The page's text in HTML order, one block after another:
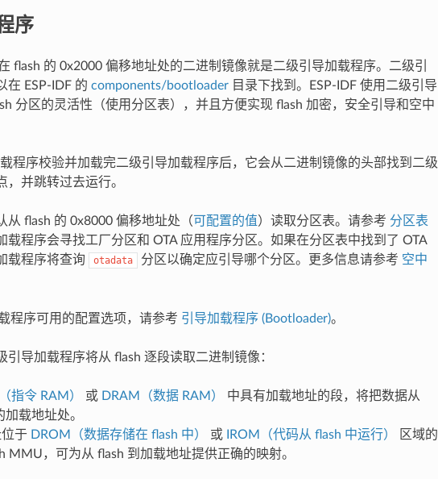
序
flash 的 0x2000 偏移地址处的二进制镜像就是二级引导加载程序。二级引
在 ESP-IDF 的 components/bootloader目录下找到。ESP-IDF 使用二级引导
分区的灵活性（使用分区表），并且方便实现 flash 加密，安全引导和空中
程序校验并加载完二级引导加载程序后，它会从二进制镜像的头部找到二级
，并跳转过去运行。
从 flash 的 0x8000 偏移地址处（ 可配置的值 ）读取分区表。请参考 分区表
载程序会寻找工厂分区和 OTA 应用程序分区。如果在分区表中找到了 OTA
载程序将查询
otadata 分区以确定应引导哪个分区。更多信息请参考 空中
程序可用的配置选项，请参考 引导加载程序 (Bootloader)。
引导加载程序将从 flash 逐段读取二进制镜像：
指令 RAM） 或 DRAM（数据 RAM）
中具有加载地址的段，将把数据从
载地址处。
于 DROM（数据存储在 flash 中） 或 IROM（代码从 flash 中运行）
区域的
MMU，可为从 flash 到加载地址提供正确的映射。